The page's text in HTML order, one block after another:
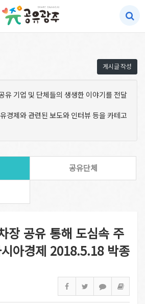
게시글 작성
유 기업 및 단체들의 생생한 이야기를 전달
경제와 관련된 보도와 인터뷰 등을 카테고
공유단체
장 공유 통해 도심속 주
아경제 2018.5.18 박종